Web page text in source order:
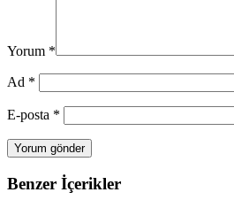
Yorum *
Ad *
E-posta *
Benzer İçerikler